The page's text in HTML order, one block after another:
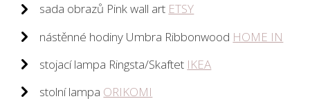
sada obrazů Pink wall art ETSY
nástěnné hodiny Umbra Ribbonwood HOME IN
stojací lampa Ringsta/Skaftet IKEA
stolní lampa ORIKOMI